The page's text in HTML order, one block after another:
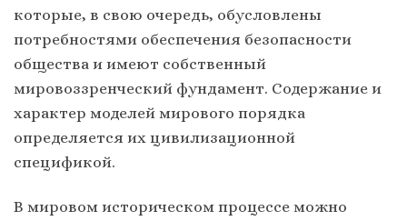
которые, в свою очередь, обусловлены
потребностями обеспечения безопасности
общества и имеют собственный
мировоззренческий фундамент. Содержание и
характер моделей мирового порядка
определяется их цивилизационной
спецификой.
В мировом историческом процессе можно